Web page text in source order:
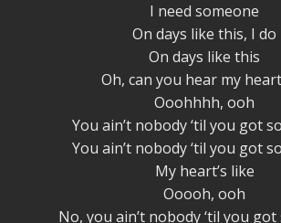
I need someone
On days like this, I do
On days like this
Oh, can you hear my
Ooohhhh, ooh
You ain’t nobody ‘til you got
You ain’t nobody ‘til you got
My heart’s like
Ooooh, ooh
No, you ain’t nobody ‘til you